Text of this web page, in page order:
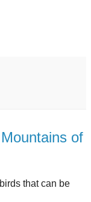
of
that can be